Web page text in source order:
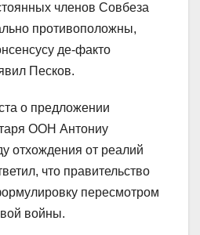
членов Совбеза
противоположны,
де-факто
Песков.
о предложении
ООН Антониу
отхождения от реалий
что правительство
пересмотром
войны.